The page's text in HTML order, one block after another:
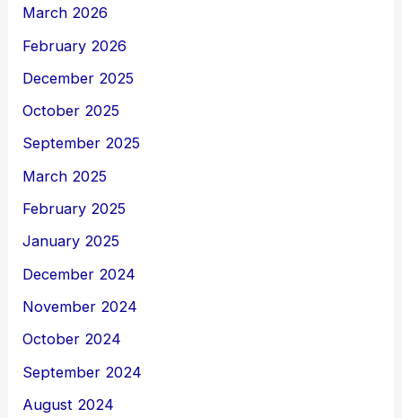
March 2026
February 2026
December 2025
October 2025
September 2025
March 2025
February 2025
January 2025
December 2024
November 2024
October 2024
September 2024
August 2024